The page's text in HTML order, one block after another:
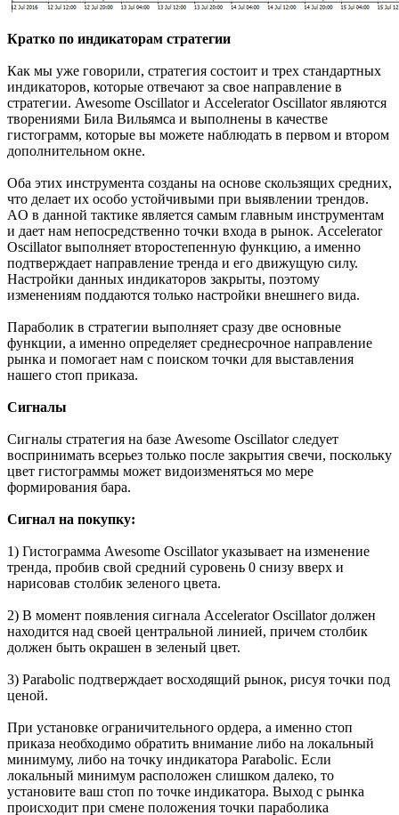
Кратко по индикаторам стратегии
Как мы уже говорили, стратегия состоит и трех стандартных
индикаторов, которые отвечают за свое направление в
стратегии. Awesome Oscillator и Accelerator Oscillator являются
творениями Била Вильямса и выполнены в качестве
гистограмм, которые вы можете наблюдать в первом и втором
дополнительном окне.
Оба этих инструмента созданы на основе скользящих средних,
что делает их особо устойчивыми при выявлении трендов.
AO в данной тактике является самым главным инструментам
и дает нам непосредственно точки входа в рынок. Accelerator
Oscillator выполняет второстепенную функцию, а именно
подтверждает направление тренда и его движущую силу.
Настройки данных индикаторов закрыты, поэтому
изменениям поддаются только настройки внешнего вида.
Параболик в стратегии выполняет сразу две основные
функции, а именно определяет среднесрочное направление
рынка и помогает нам с поиском точки для выставления
нашего стоп приказа.
Сигналы
Сигналы стратегия на базе Awesome Oscillator следует
воспринимать всерьез только после закрытия свечи, поскольку
цвет гистограммы может видоизменяться мо мере
формирования бара.
Сигнал на покупку:
1) Гистограмма Awesome Oscillator указывает на изменение
тренда, пробив свой средний суровень 0 снизу вверх и
нарисовав столбик зеленого цвета.
2) В момент появления сигнала Accelerator Oscillator должен
находится над своей центральной линией, причем столбик
должен быть окрашен в зеленый цвет.
3) Parabolic подтверждает восходящий рынок, рисуя точки под
ценой.
При установке ограничительного ордера, а именно стоп
приказа необходимо обратить внимание либо на локальный
минимуму, либо на точку индикатора Parabolic. Если
локальный минимум расположен слишком далеко, то
установите ваш стоп по точке индикатора. Выход с рынка
происходит при смене положения точки параболика